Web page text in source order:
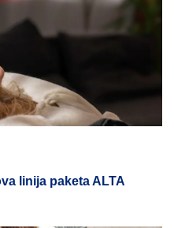
linija paketa ALTA